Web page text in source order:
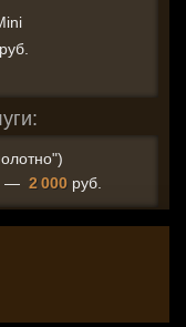
руб.
— 2 000 руб.